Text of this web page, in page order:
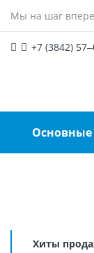
Мы на шаг
+7 (3842)
Войдите
Основные
Хиты